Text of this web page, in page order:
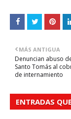
MÁS ANTIGUA
Denuncian abuso
Santo Tomás al
de internamiento
ENTRADAS